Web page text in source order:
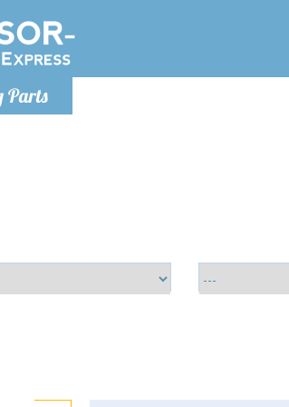
Parts
Luni-Vineri 9.00 -17.00